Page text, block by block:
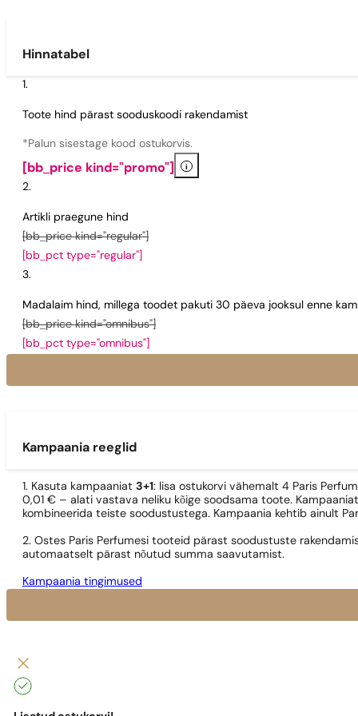
Hinnatabel
Toote hind pärast sooduskoodi rakendamist
*Palun sisestage kood ostukorvis.
[bb_price kind="promo"] i
Artikli praegune hind
[bb_price kind="regular"]
[bb_pct type="regular"]
Madalaim hind, millega toodet pakuti 30 päeva jooksul enne
[bb_price kind="omnibus"]
[bb_pct type="omnibus"]
Kampaania reeglid
1. Kasuta kampaaniat 3+1: lisa ostukorvi vähemalt 4 Paris
0,01 € – alati vastava neliku kõige soodsama toote.
kombineerida teiste soodustustega. Kampaania kehtib ainult
2. Ostes Paris Perfumesi tooteid pärast soodustuste
automaatselt pärast nõutud summa saavutamist.
Kampaania tingimused